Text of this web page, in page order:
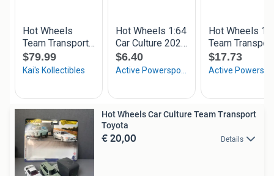
Hot Wheels Car Culture Team Transport
Toyota
€ 20,00 Details